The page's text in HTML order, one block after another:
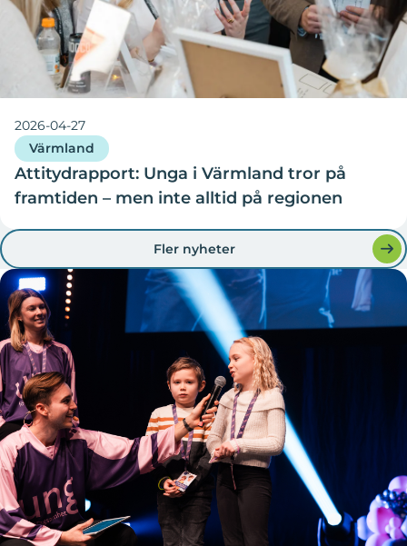
2026-04-27
Värmland
Attitydrapport: Unga i Värmland tror på
framtiden – men inte alltid på regionen
Fler nyheter